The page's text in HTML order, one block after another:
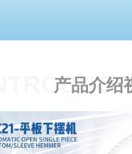
产品介绍